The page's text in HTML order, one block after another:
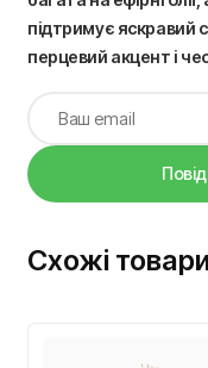
підтримує яскравий
перцевий акцент і
Схожі